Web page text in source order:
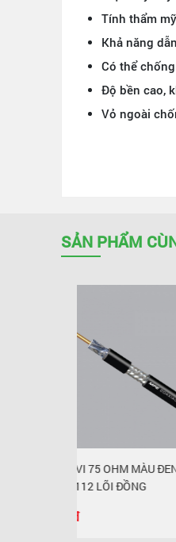
Tính thẩm
Khả năng
Có thể
Độ bền cao,
Vỏ ngoài
SẢN PHẨM
CÁP ĐIỆN